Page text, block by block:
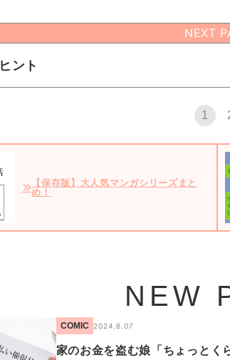
NEXT
ヒント
1
【保存版】大人気マンガシリーズまと
め！
NEW
COMIC 2024.6.07
家のお金を盗む娘「ちょっとく